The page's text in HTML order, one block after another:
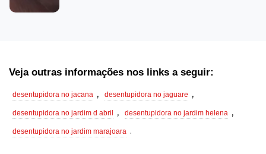
Veja outras informações nos links a seguir:
desentupidora no jacana , desentupidora no jaguare ,
desentupidora no jardim d abril , desentupidora no jardim helena ,
desentupidora no jardim marajoara .